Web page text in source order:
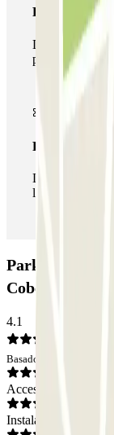
Pase
Durante tu
parkings de
Pase ilimitado
Durante tu
las veces que
Parking
Coberto:
4.1
Basado en 6 opiniones
Acceso
Instalaciones